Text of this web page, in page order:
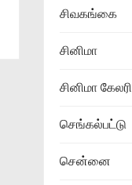
சிவகங்கை
சினிமா
சினிமா கேலரி
செங்கல்பட்டு
சென்னை